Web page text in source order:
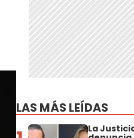
LAS MÁS LEÍDAS
La